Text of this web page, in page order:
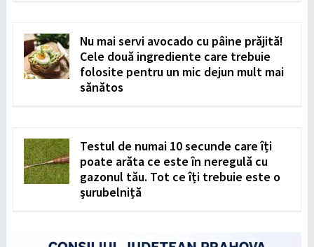
Nu mai servi avocado cu pâine prăjită!
Cele două ingrediente care trebuie
folosite pentru un mic dejun mult mai
sănătos
Testul de numai 10 secunde care îți
poate arăta ce este în neregulă cu
gazonul tău. Tot ce îți trebuie este o
șurubelniță